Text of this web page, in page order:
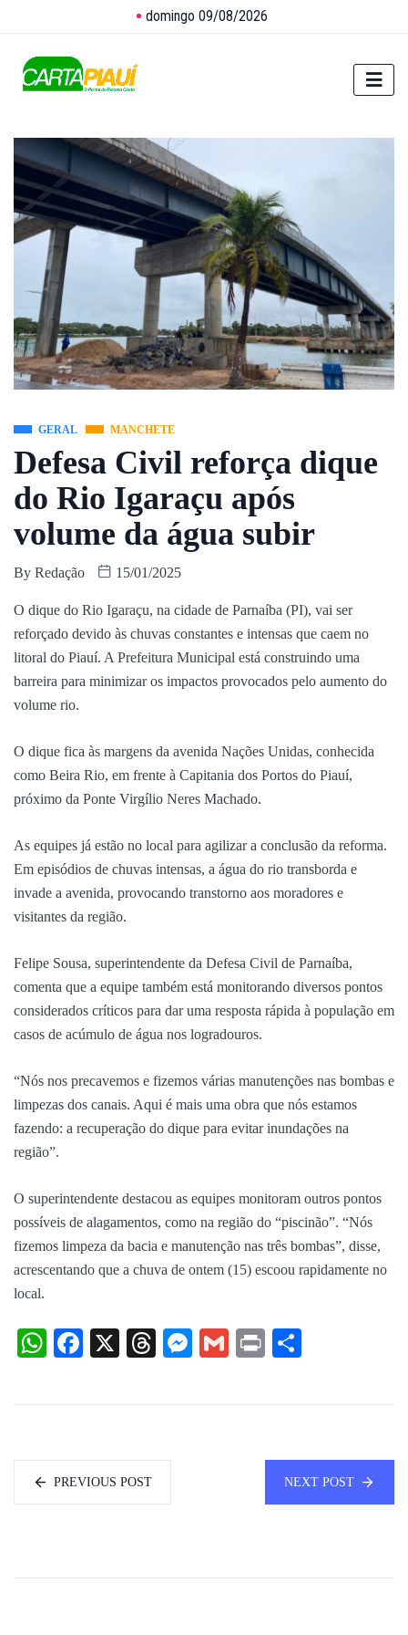
domingo 09/08/2026
GERAL MANCHETE
Defesa Civil reforça dique
do Rio Igaraçu após
volume da água subir
By Redação 15/01/2025
O dique do Rio Igaraçu, na cidade de Parnaíba (PI), vai ser
reforçado devido às chuvas constantes e intensas que caem no
litoral do Piauí. A Prefeitura Municipal está construindo uma
barreira para minimizar os impactos provocados pelo aumento do
volume rio.
O dique fica às margens da avenida Nações Unidas, conhecida
como Beira Rio, em frente à Capitania dos Portos do Piauí,
próximo da Ponte Virgílio Neres Machado.
As equipes já estão no local para agilizar a conclusão da reforma.
Em episódios de chuvas intensas, a água do rio transborda e
invade a avenida, provocando transtorno aos moradores e
visitantes da região.
Felipe Sousa, superintendente da Defesa Civil de Parnaíba,
comenta que a equipe também está monitorando diversos pontos
considerados críticos para dar uma resposta rápida à população em
casos de acúmulo de água nos logradouros.
“Nós nos precavemos e fizemos várias manutenções nas bombas e
limpezas dos canais. Aqui é mais uma obra que nós estamos
fazendo: a recuperação do dique para evitar inundações na
região”.
O superintendente destacou as equipes monitoram outros pontos
possíveis de alagamentos, como na região do “piscinão”. “Nós
fizemos limpeza da bacia e manutenção nas três bombas”, disse,
acrescentando que a chuva de ontem (15) escoou rapidamente no
local.
WhatsApp
Facebook
X Threads
Messenger
Gmail
Print
PREVIOUS POST NEXT POST